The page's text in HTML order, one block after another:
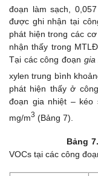
đoạn làm sạch,
được ghi nhận tại
phát hiện trong các
nhận thấy trong
Tại các công đoạn gia
xylen trung bình
phát hiện thấy ở
đoạn gia nhiệt – kéo
mg/m3 (Bảng 7).
Bảng 7.
VOCs tại các công